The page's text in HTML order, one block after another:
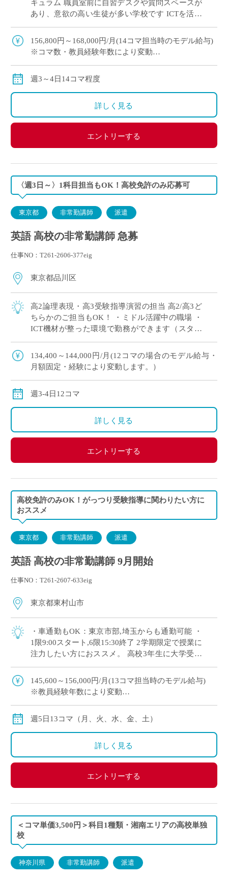
キュラム 職員室前に自習デスクや質問スペースが
あり、意欲の高い生徒が多い学校です ICTを活用
る先生を募集します
156,800円～168,000円/月(14コマ担当時のモデル給与)
※コマ数・教員経験年数により変動
週3～4日14コマ程度
詳しく見る
エントリーする
〈週3日～〉1科目担当もOK！高校免許のみ応募可
東京都 非常勤講師 派遣
英語 高校の非常勤講師 急募
仕事NO：T261-2606-377eig
東京都品川区
高2論理表現・高3受験指導演習の担当 高2/高3ど
ちらかのご担当もOK！ ・ミドル活躍中の職場 ・
ICT機材が整った環境で勤務ができます（スタデ
での自身の経験を活かして、 […]
134,400～144,000円/月(12コマの場合のモデル給与・
月額固定・経験により変動します。）
週3-4日12コマ
詳しく見る
エントリーする
高校免許のみOK！がっつり受験指導に関わりたい方に
おススメ
東京都 非常勤講師 派遣
英語 高校の非常勤講師 9月開始
仕事NO：T261-2607-633eig
東京都東村山市
・車通勤もOK：東京市部,埼玉からも通勤可能 ・
1限9:00スタート,6限15:30終了 2学期限定で授業に
注力したい方におススメ。 高校3年生に大学受験
145,600～156,000円/月(13コマ担当時のモデル給与)
※教員経験年数により変動
週5日13コマ（月、火、水、金、土）
詳しく見る
エントリーする
＜コマ単価3,500円＞科目1種類・湘南エリアの高校単独
校
神奈川県 非常勤講師 派遣